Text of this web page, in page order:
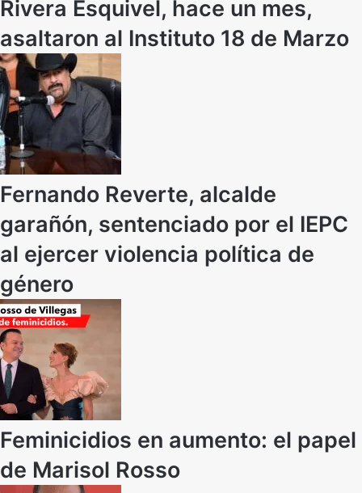
Rivera Esquivel, hace un mes,
asaltaron al Instituto 18 de Marzo
Fernando Reverte, alcalde
garañón, sentenciado por el IEPC
al ejercer violencia política de
género
Feminicidios en aumento: el papel
de Marisol Rosso